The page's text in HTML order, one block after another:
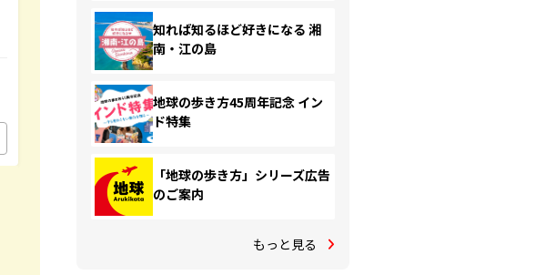
知れば知るほど好きになる 湘
南・江の島
地球の歩き方45周年記念 イン
ド特集
「地球の歩き方」シリーズ広告
のご案内
もっと見る